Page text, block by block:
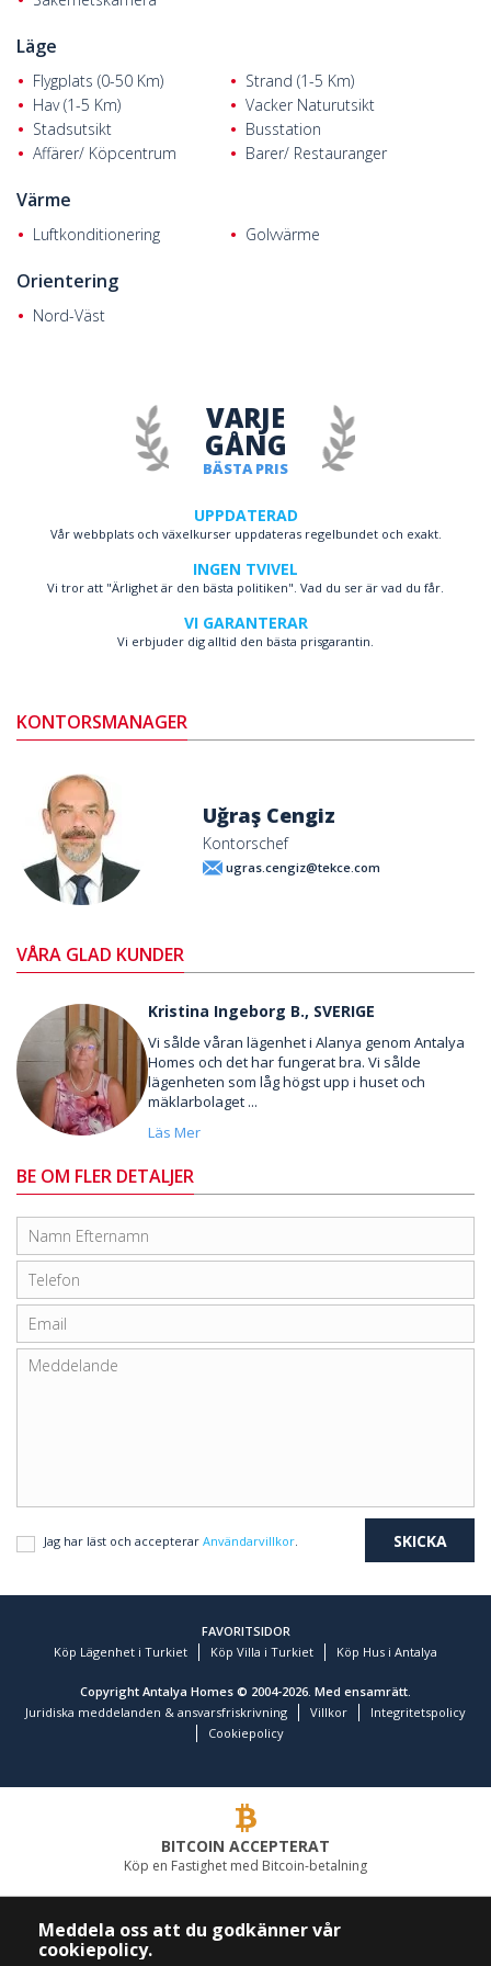
Läge
Flygplats (0-50 Km)
Strand (1-5 Km)
Hav (1-5 Km)
Vacker Naturutsikt
Stadsutsikt
Busstation
Affärer/ Köpcentrum
Barer/ Restauranger
Värme
Luftkonditionering Golvvärme
Orientering
Nord-Väst
BÄSTA PRIS
VARJE
GÅNG
UPPDATERAD
Vår webbplats och växelkurser uppdateras regelbundet och exakt.
INGEN TVIVEL
Vi tror att "Ärlighet är den bästa politiken". Vad du ser är vad du får.
VI GARANTERAR
Vi erbjuder dig alltid den bästa prisgarantin.
KONTORSMANAGER
Uğraş Cengiz
Kontorschef
ugras.cengiz@tekce.com
VÅRA GLAD KUNDER
Kristina Ingeborg B., SVERIGE
Vi sålde våran lägenhet i Alanya genom Antalya
Homes och det har fungerat bra. Vi sålde
lägenheten som låg högst upp i huset och
mäklarbolaget ...
Läs Mer
BE OM FLER DETALJER
Jag har läst och accepterar Användarvillkor
FAVORITSIDOR
Köp Lägenhet i Turkiet
Köp Villa i Turkiet Köp Hus i Antalya
Copyright Antalya Homes © 2004-2026. Med ensamrätt.
Juridiska meddelanden & ansvarsfriskrivning
Villkor
Integritetspolicy
Cookiepolicy
BITCOIN ACCEPTERAT
Köp en Fastighet med Bitcoin-betalning
LEDANDE FASTIGHETSFÖRETAG
Meddela oss att du godkänner vår
cookiepolicy.